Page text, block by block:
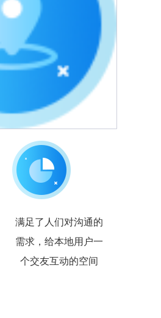
满足了人们对沟通的
需求，给本地用户一
个交友互动的空间